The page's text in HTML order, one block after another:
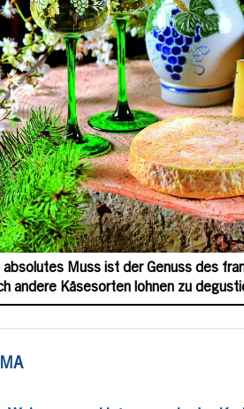
absolutes Muss ist der Genuss des
andere Käsesorten lohnen zu